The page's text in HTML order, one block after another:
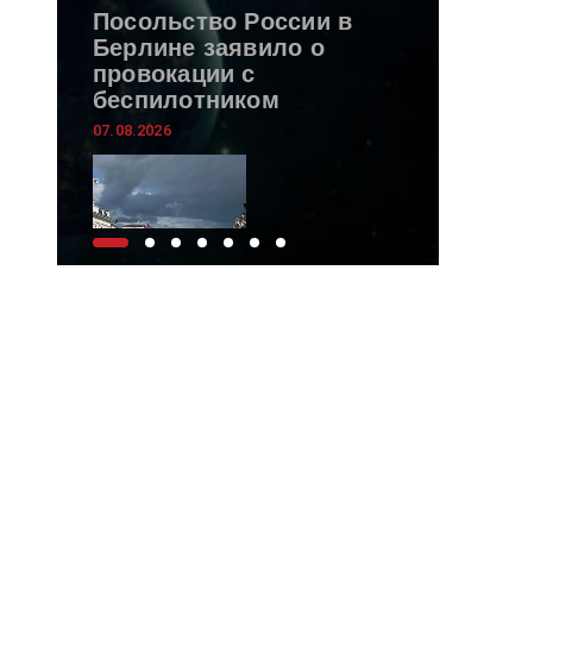
Посольство России в
Берлине заявило о
провокации с
беспилотником
07.08.2026